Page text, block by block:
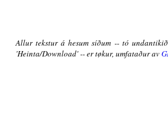
Allur tekstur á hesum síðum -- tó
'Heinta/Download' -- er tøkur, umfataður av